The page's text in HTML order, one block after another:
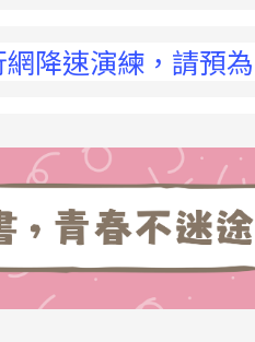
請預為因應，詳
link to https://